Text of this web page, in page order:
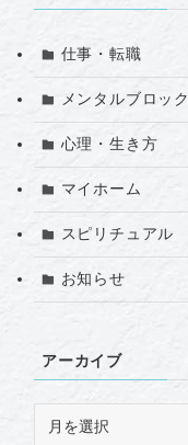
仕事・転職
メンタルブロック
心理・生き方
マイホーム
スピリチュアル
お知らせ
アーカイブ